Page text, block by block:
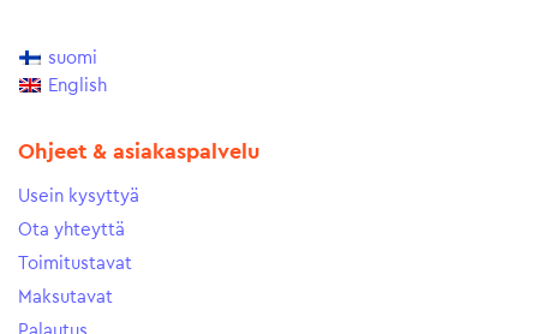
suomi
English
Ohjeet & asiakaspalvelu
Usein kysyttyä
Ota yhteyttä
Toimitustavat
Maksutavat